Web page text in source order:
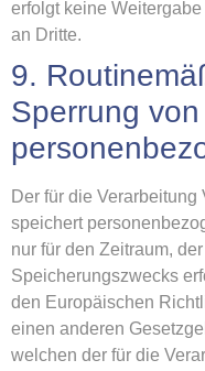
erfolgt keine
an Dritte.
9.
Sperrung von
Der für die
speichert
nur für den Zeitraum,
Speicherungszwecks
den Europäischen
einen anderen
welchen der für die